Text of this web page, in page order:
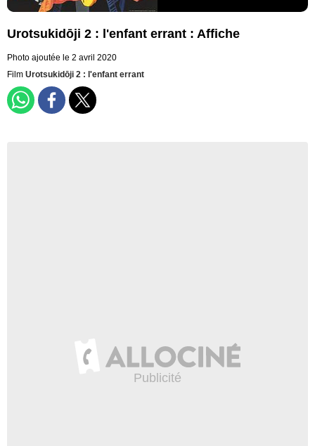
Urotsukidōji 2 : l'enfant errant : Affiche
Photo ajoutée le 2 avril 2020
Film Urotsukidōji 2 : l'enfant errant